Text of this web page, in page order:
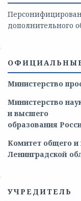
дополнительного
Министерство
Министерство
и высшего
образования
Комитет общего и
Ленинградской
УЧРЕДИТЕЛЬ